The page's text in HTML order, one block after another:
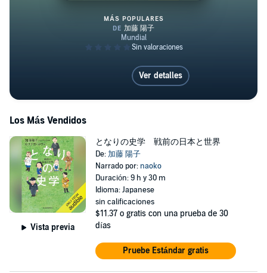
となりの史学 戦前の日本と
MÁS POPULARES
Ver detalles
Los Más Vendidos
Vista previa
となりの史学 戦前の日本と世界
De: 加藤 陽子
Narrado por: naoko
Duración: 9 h y 30 m
Idioma: Japanese
sin calificaciones
$11.37 o gratis con una prueba de 30
días
Pruebe Estándar gratis